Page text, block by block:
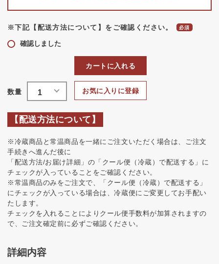
※下記【配送方法について】をご確認ください。
確認しました
お気に入りに登録
カートに入れる
【配送方法について】
※冷蔵商品と常温商品を一緒にご注文いただく場合は、ご注文
手続きへ進んだ後に
「配送方法/お届け詳細」の「クール便（冷蔵）で配送する」に
チェックが入っていることをご確認ください。
※常温商品のみをご注文で、「クール便（冷蔵）で配送する」
にチェックが入っている場合は、冷蔵便にご変更してお手配い
たします。
チェックを入れることによりクール便手数料が加算されますの
で、ご注文確定前に必ずご確認ください。
詳細内容